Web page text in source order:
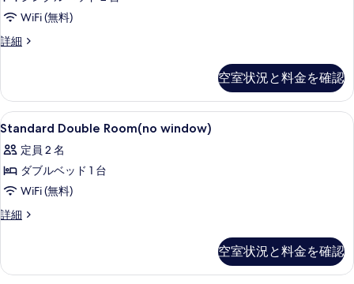
写
真
示
す
る
細
す
べ
写
真
を
表
示
す
WiFi (無料)
詳細
Superior
詳
細
空室状況と料金を確認
Standard
Double
Room(no
window)
の
す
の
高級寝具、羽毛の掛け布団、ミニバ
1
Standard Double Room(no window)
定員 2 名
ダブルベッド 1 台
WiFi (無料)
詳細
Standard
の
空室状況と料金を確認